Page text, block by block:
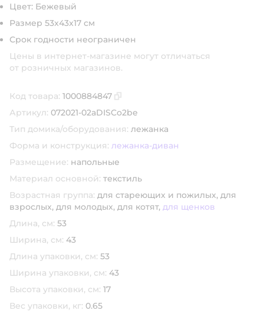
Цвет: Бежевый
Размер 53x43x17 см
Срок годности неограничен
Цены в интернет-магазине могут отличаться
от розничных магазинов.
Код товара: 1000884847
Артикул: 072021-02aDISCo2be
Тип домика/оборудования: лежанка
Форма и конструкция: лежанка-диван
Размещение: напольные
Материал основной: текстиль
Возрастная группа: для стареющих и пожилых, для
взрослых, для молодых, для котят, для щенков
Длина, см: 53
Ширина, см: 43
Длина упаковки, см: 53
Ширина упаковки, см: 43
Высота упаковки, см: 17
Вес упаковки, кг: 0.65